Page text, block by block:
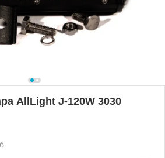
AllLight J-120W 3030